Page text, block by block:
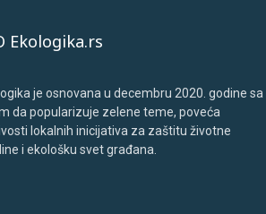
Ekologika.rs
je osnovana u decembru 2020. godine sa
da popularizuje zelene teme, poveća
lokalnih inicijativa za zaštitu životne
i ekološku svet građana.